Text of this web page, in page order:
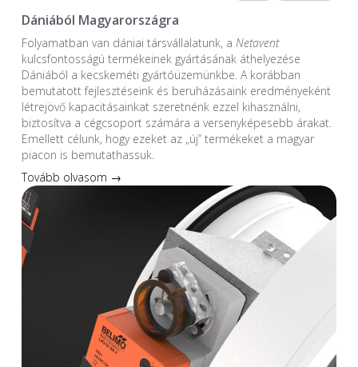
Dániából Magyarországra
Folyamatban van dániai társvállalatunk, a Netavent
kulcsfontosságú termékeinek gyártásának áthelyezése
Dániából a kecskeméti gyártóüzemünkbe. A korábban
bemutatott fejlesztéseink és beruházásaink eredményeként
létrejövő kapacitásainkat szeretnénk ezzel kihasználni,
biztosítva a cégcsoport számára a versenyképesebb árakat.
Emellett célunk, hogy ezeket az „új” termékeket a magyar
piacon is bemutathassuk.
Tovább olvasom →